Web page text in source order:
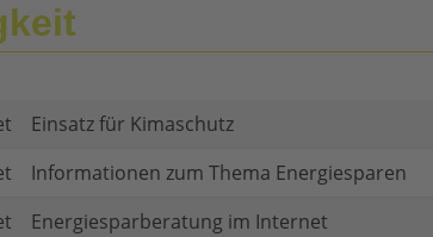
Einsatz für Kimaschutz
Informationen zum Thema Energiesparen
Energiesparberatung im Internet